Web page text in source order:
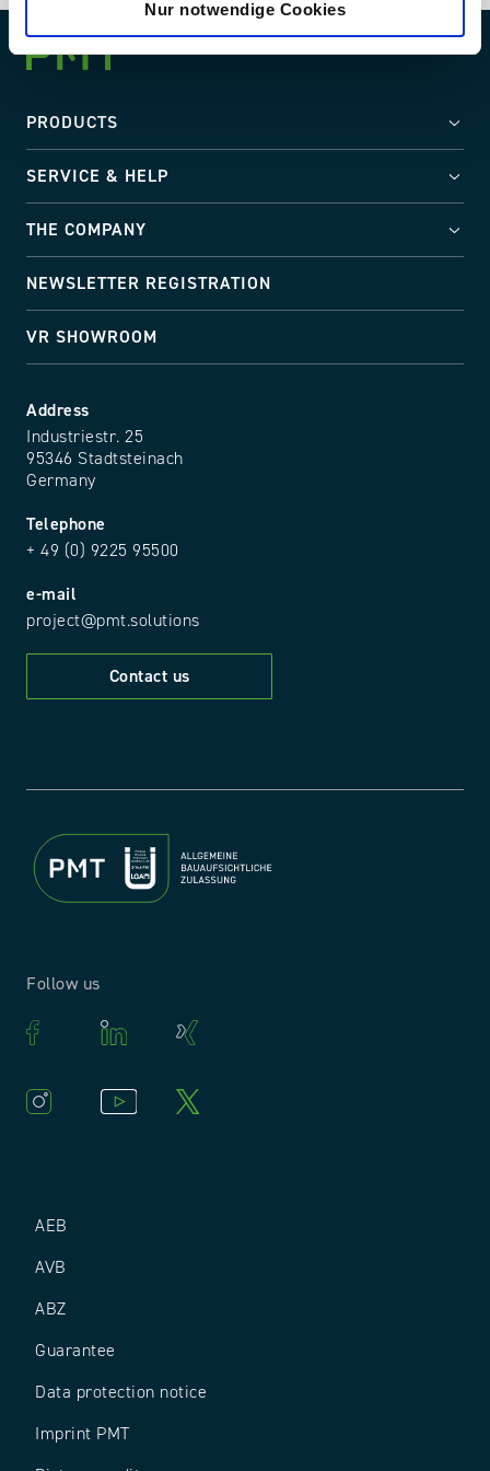
Nur notwendige Cookies
Address
Industriestr. 25
95346 Stadtsteinach
Germany
Telephone
+ 49 (0) 9225 95500
e-mail
project@pmt.solutions
Contact us
PRODUCTS
SERVICE & HELP
THE COMPANY
NEWSLETTER REGISTRATION
VR SHOWROOM
AEB
AVB
ABZ
Guarantee
Data protection notice
Imprint PMT
Follow us